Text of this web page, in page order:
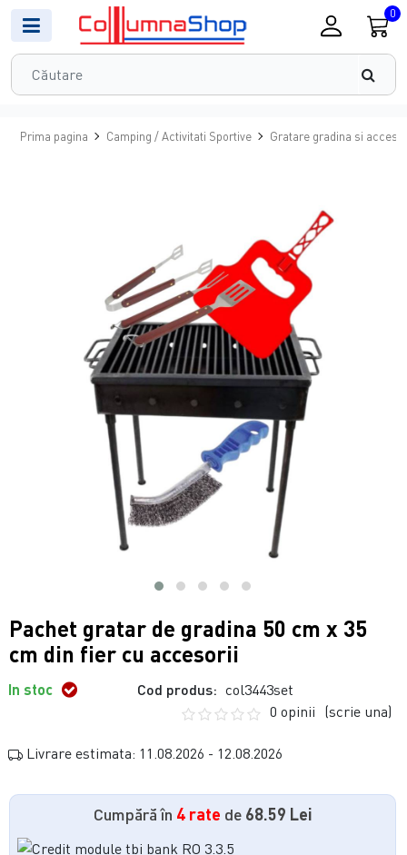
0
Prima pagina Camping / Activitati Sportive Gratare gradina si
Pachet gratar de gradina 50 cm x 35
cm din fier cu accesorii
In stoc Cod produs: col3443set
0 opinii (scrie una)
Livrare estimata: 11.08.2026 - 12.08.2026
Cumpără în 4 rate de 68.59 Lei